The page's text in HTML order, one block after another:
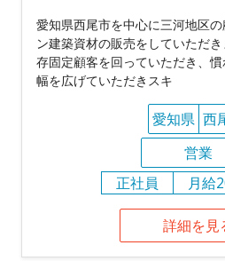
愛知県西尾市を中心に三河地区
ン建築資材の販売をしていただ
存固定顧客を回っていただき、
幅を広げていただきスキ
愛知県 西
営業
正社員
月給
詳細を見